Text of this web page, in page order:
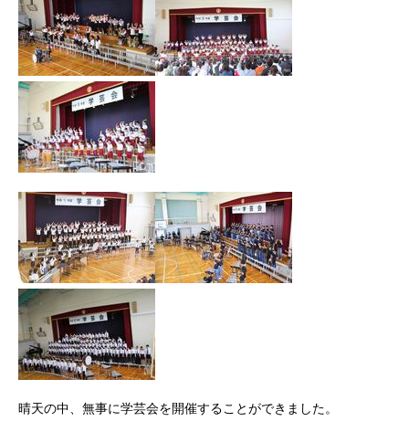
晴天の中、無事に学芸会を開催することができました。